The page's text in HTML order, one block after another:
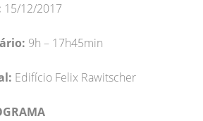
15/12/2017
9h – 17h45min
Edifício Felix Rawitscher